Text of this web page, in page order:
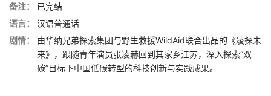
备注：
已完结
语言：
汉语普通话
剧情：
由华纳兄弟探索集团与野生救援WildAid联合出品的《凌探未
来》，跟随青年演员张凌赫回到其家乡江苏，深入探索“双
碳”目标下中国低碳转型的科技创新与实践成果。